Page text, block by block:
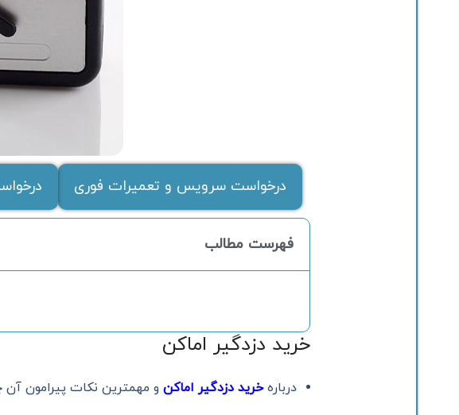
درخواست سرویس و تعمیرات فوری
فهرست مطالب
خرید دزدگیر اماکن
دربارهخرید دزدگیر اماکن و مهمترین نکات پیرامون آن